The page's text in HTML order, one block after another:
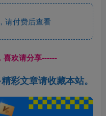
请付费后查看
喜欢请分享------
彩文章请收藏本站。